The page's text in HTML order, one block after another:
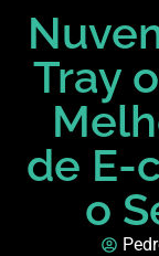
Tray
de E-
o